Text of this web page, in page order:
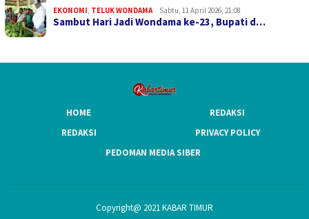
EKONOMI, TELUK WONDAMA Sabtu, 11 April 2026, 21:08
Sambut Hari Jadi Wondama ke-23, Bupati d…
HOME
REDAKSI
REDAKSI
PRIVACY POLICY
PEDOMAN MEDIA SIBER
Copyright@ 2021 KABAR TIMUR